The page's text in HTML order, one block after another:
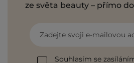
ze světa beauty – přímo
Zadejte svoji e-mailovou
Souhlasím se